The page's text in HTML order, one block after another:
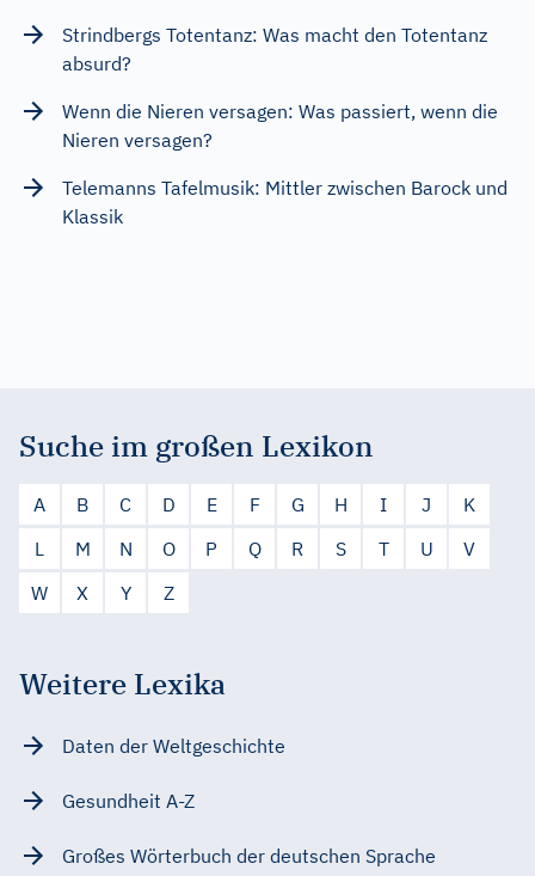
Strindbergs Totentanz: Was macht den Totentanz
absurd?
Wenn die Nieren versagen: Was passiert, wenn die
Nieren versagen?
Telemanns Tafelmusik: Mittler zwischen Barock und
Klassik
Suche im großen Lexikon
A B C D E F G H I J
K
L
M N O P Q R S T U
V
W
X Y Z
Weitere Lexika
Daten der Weltgeschichte
Gesundheit A-Z
Großes Wörterbuch der deutschen Sprache